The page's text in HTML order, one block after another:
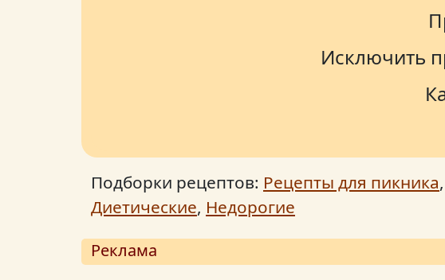
Исключить
Подборки рецептов: Рецепты для пикника,
Диетические, Недорогие
Реклама